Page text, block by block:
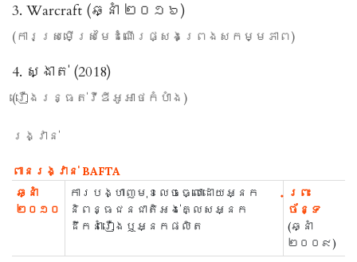
3. Warcraft (ឆ្នាំ ២០១៦)
(ការស្រមើស្រមៃដំណើរផ្សងព្រេងសកម្មភាព)
4. ស្ងាត់ (2018)
(រឿងរន្ធត់វីឌីអូអាថកំបាំង)
រង្វាន់
ពានរង្វាន់ BAFTA
ឆ្នាំ
២០១០
ការបង្ហាញមុខលេចធ្លោដោយអ្នក
និពន្ធជនជាតិអង់គ្លេសអ្នក
ដឹកនាំរឿងឬអ្នកផលិត
ព្រះ​
ច័ន្ទ
(ឆ្នាំ
២០០៩)